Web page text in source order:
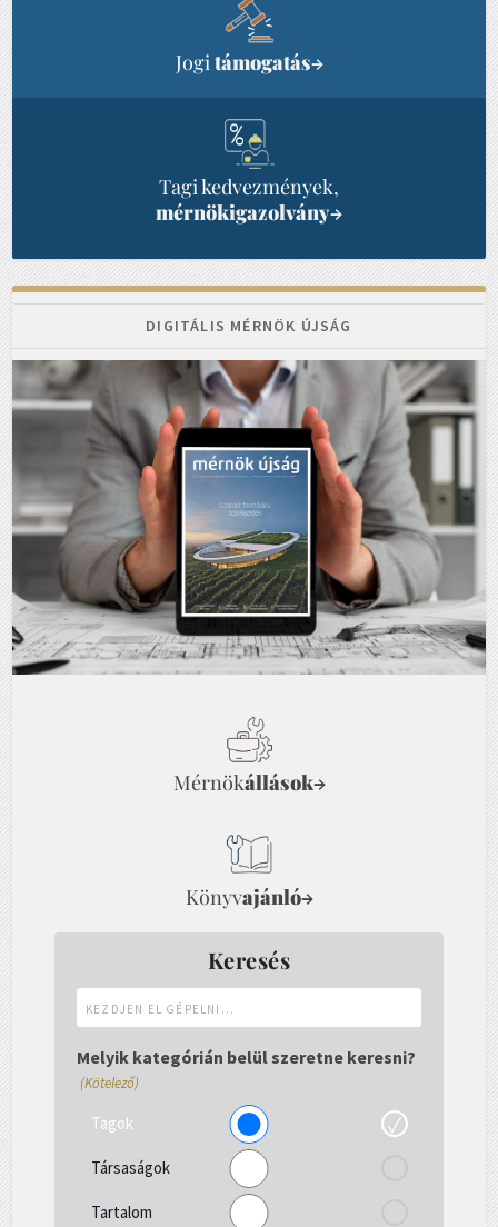
Jogitámogatás→
Tagi kedvezmények,
mérnökigazolvány→
DIGITÁLIS MÉRNÖK ÚJSÁG
Mérnökállások→
Könyvajánló→
Keresés
el
gépelni...
Melyik kategórián belül szeretne keresni?
(Kötelező)
Tagok
Társaságok
Tartalom